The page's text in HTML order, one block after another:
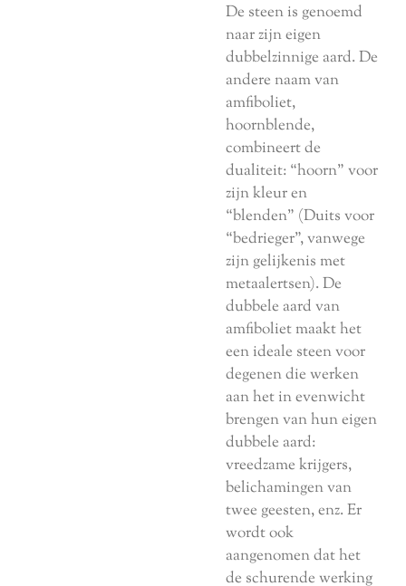
De steen is genoemd
naar zijn eigen
dubbelzinnige aard. De
andere naam van
amfiboliet,
hoornblende,
combineert de
dualiteit: “hoorn” voor
zijn kleur en
“blenden” (Duits voor
“bedrieger”, vanwege
zijn gelijkenis met
metaalertsen). De
dubbele aard van
amfiboliet maakt het
een ideale steen voor
degenen die werken
aan het in evenwicht
brengen van hun eigen
dubbele aard:
vreedzame krijgers,
belichamingen van
twee geesten, enz. Er
wordt ook
aangenomen dat het
de schurende werking